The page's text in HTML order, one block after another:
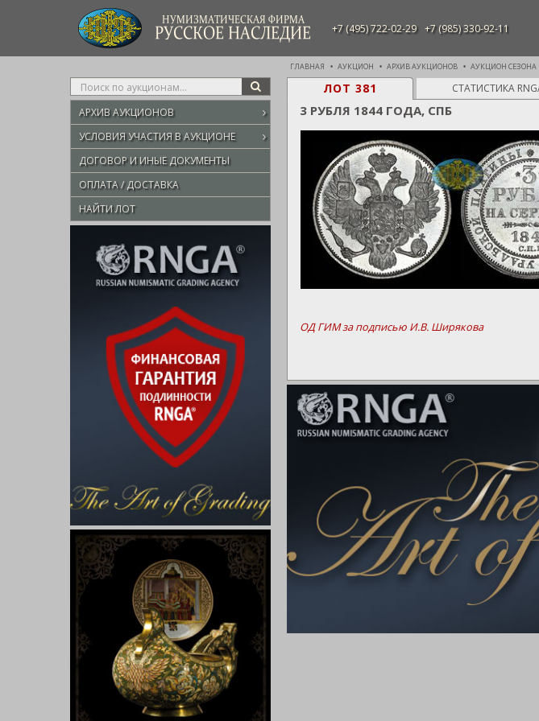
НУМИЗМАТИЧЕСКАЯ ФИРМА
РУССКОЕ НАСЛЕДИЕ +7 (495) 722-02-29 +7 (985) 330-92-11
ГЛАВНАЯ АУКЦИОН АРХИВ АУКЦИОНОВ АУКЦИОН СЕЗОНА
Type
your
search
here
SEARCH
АРХИВ АУКЦИОНОВ
УСЛОВИЯ УЧАСТИЯ В АУКЦИОНЕ
ДОГОВОР И ИНЫЕ ДОКУМЕНТЫ
ОПЛАТА / ДОСТАВКА
НАЙТИ ЛОТ
ЛОТ 381 СТАТИСТИКА
3 РУБЛЯ 1844 ГОДА, СПБ
ОД ГИМ за подписью И.В. Ширякова